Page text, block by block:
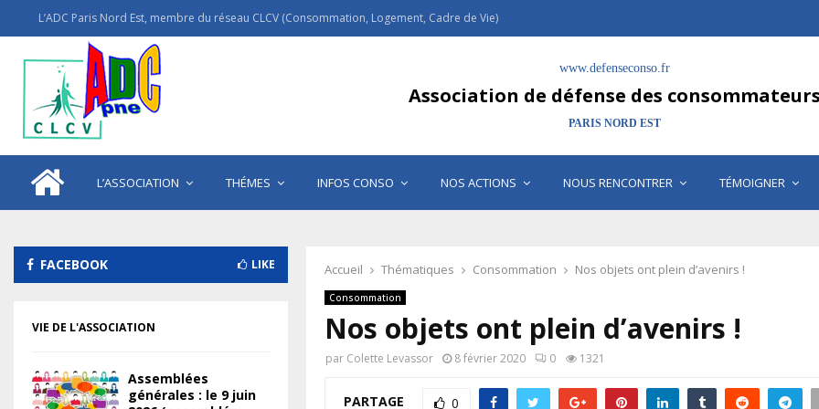
L’ADC Paris Nord Est, membre du réseau CLCV (Consommation, Logement, Cadre de Vie)
www.defenseconso.fr
Association de défense des consommateurs
PARIS NORD EST
L’ASSOCIATION THÉMES INFOS CONSO NOS ACTIONS NOUS RENCONTRER TÉMOIGNER
Accueil Thématiques Consommation Nos objets ont plein d’avenirs !
Consommation
Nos objets ont plein d’avenirs !
par Colette Levassor 8 février 2020 0 1321
PARTAGE 0
FACEBOOK LIKE
VIE DE L'ASSOCIATION
Assemblées
générales : le 9 juin